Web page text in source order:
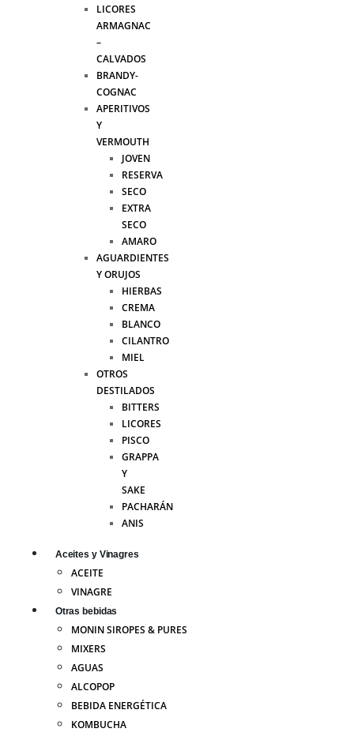
LICORES
ARMAGNAC
–
CALVADOS
BRANDY-
COGNAC
APERITIVOS
Y
VERMOUTH
JOVEN
RESERVA
SECO
EXTRA
SECO
AMARO
AGUARDIENTES
Y ORUJOS
HIERBAS
CREMA
BLANCO
CILANTRO
MIEL
OTROS
DESTILADOS
BITTERS
LICORES
PISCO
GRAPPA
Y
SAKE
PACHARÁN
ANIS
Aceites y Vinagres
ACEITE
VINAGRE
Otras bebidas
MONIN SIROPES & PURES
MIXERS
AGUAS
ALCOPOP
BEBIDA ENERGÉTICA
KOMBUCHA